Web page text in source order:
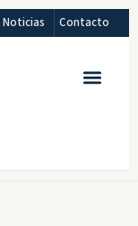
Noticias Contacto